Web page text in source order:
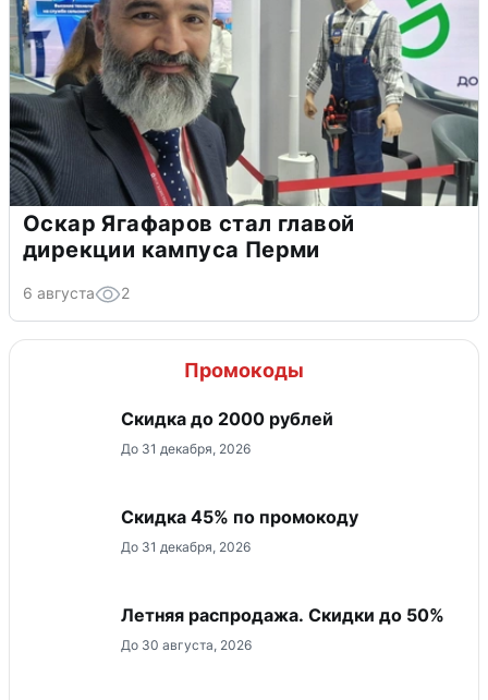
Оскар Ягафаров стал главой
дирекции кампуса Перми
6 августа 2
Промокоды
Скидка до 2000 рублей
До 31 декабря, 2026
Скидка 45% по промокоду
До 31 декабря, 2026
Летняя распродажа. Скидки до 50%
До 30 августа, 2026